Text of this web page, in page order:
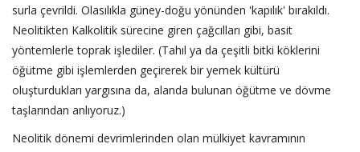
surla çevrildi. Olasılıkla güney-doğu yönünden 'kapılık' bırakıldı.
Neolitikten Kalkolitik sürecine giren çağcılları gibi, basit
yöntemlerle toprak işlediler. (Tahıl ya da çeşitli bitki köklerini
öğütme gibi işlemlerden geçirerek bir yemek kültürü
oluşturdukları yargısına da, alanda bulunan öğütme ve dövme
taşlarından anlıyoruz.)
Neolitik dönemi devrimlerinden olan mülkiyet kavramının